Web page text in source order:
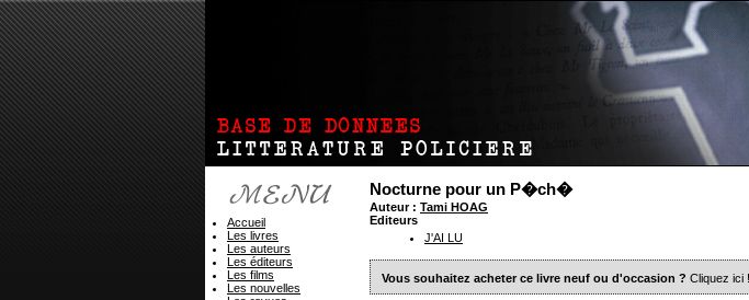
Nocturne pour un P�ch�
Auteur : Tami HOAG
Editeurs
J'AI LU
Vous souhaitez acheter ce livre neuf ou d'occasion ? Cliquez ici !
Accueil
Les livres
Les auteurs
Les éditeurs
Les films
Les nouvelles